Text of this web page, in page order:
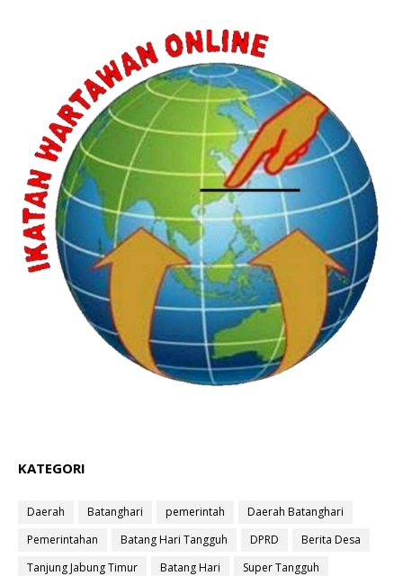
KATEGORI
Daerah Batanghari pemerintah
Daerah Batanghari
Pemerintahan
Batang Hari Tangguh DPRD
Berita Desa
Tanjung Jabung Timur
Batang Hari
Super Tangguh